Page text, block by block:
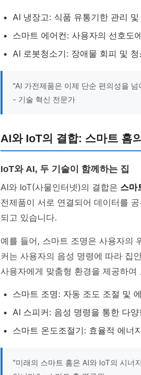
AI 냉장고: 식품 유통기한 관리
스마트 에어컨: 사용자의 선호도
AI 로봇청소기: 장애물 회피 및
"AI 가전제품은 이제 단순 편의성을 넘
- 기술 혁신 전문가
AI와 IoT의 결합: 스마트 홈
IoT와 AI, 두 기술이 함께하는 집
AI와 IoT(사물인터넷)의 결합은 스마
전제품이 서로 연결되어 데이터를
되고 있습니다.
예를 들어, 스마트 조명은 사용자의
커는 사용자의 음성 명령에 따라 집
사용자에게 맞춤형 환경을 제공하
스마트 조명: 자동 조도 조절 및
AI 스피커: 음성 명령을 통한 다양
스마트 온도조절기: 효율적 에너
"미래의 스마트 홈은 AI와 IoT의 시너